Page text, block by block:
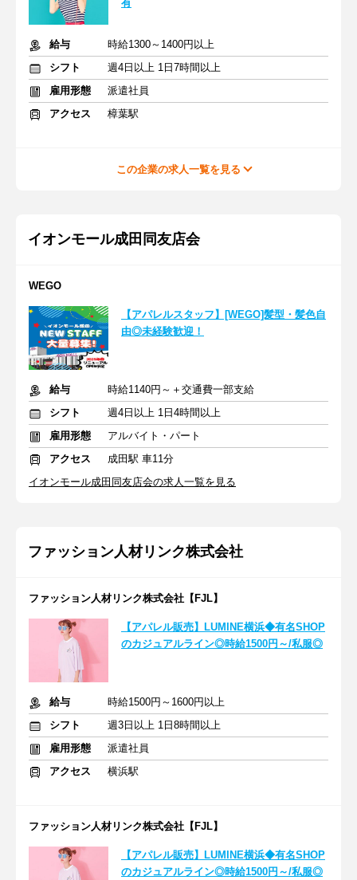
有
給与
時給1300～1400円以上
シフト
週4日以上 1日7時間以上
雇用形態
派遣社員
アクセス
樟葉駅
この企業の求人一覧を見る
イオンモール成田同友店会
WEGO
【アパレルスタッフ】[WEGO]髪型・髪色自
由◎未経験歓迎！
給与
時給1140円～＋交通費一部支給
シフト
週4日以上 1日4時間以上
雇用形態
アルバイト・パート
アクセス
成田駅 車11分
イオンモール成田同友店会の求人一覧を見る
ファッション人材リンク株式会社
ファッション人材リンク株式会社【FJL】
【アパレル販売】LUMINE横浜◆有名SHOP
のカジュアルライン◎時給1500円～/私服◎
給与
時給1500円～1600円以上
シフト
週3日以上 1日8時間以上
雇用形態
派遣社員
アクセス
横浜駅
ファッション人材リンク株式会社【FJL】
【アパレル販売】LUMINE横浜◆有名SHOP
のカジュアルライン◎時給1500円～/私服◎